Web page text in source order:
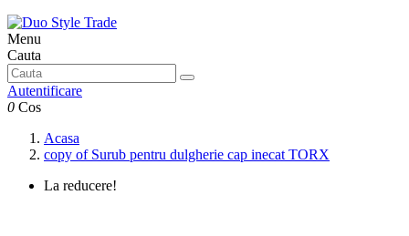
Menu
Cauta
Autentificare
0 Cos
Acasa
copy of Surub pentru dulgherie cap inecat TORX
La reducere!